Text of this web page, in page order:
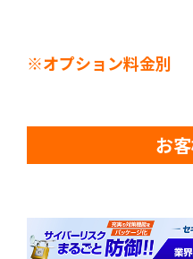
※オプション料金別
お